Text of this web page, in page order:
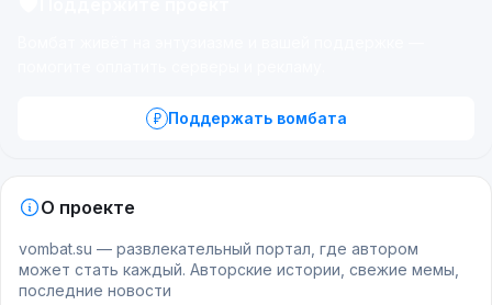
Поддержать вомбата
О проекте
vombat.su — развлекательный портал, где автором
может стать каждый. Авторские истории, свежие мемы,
последние новости